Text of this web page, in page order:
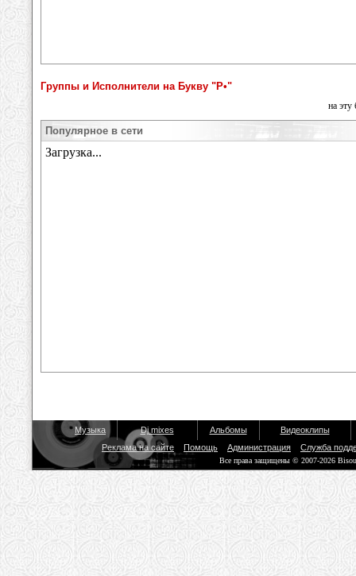
Группы и Исполнители на Букву "Р•"
на эту
Популярное в сети
Музыка Dj mixes Альбомы
Видеоклипы
Реклама на сайте
Помощь Администрация Служба
Все права защищены © 2007-2026